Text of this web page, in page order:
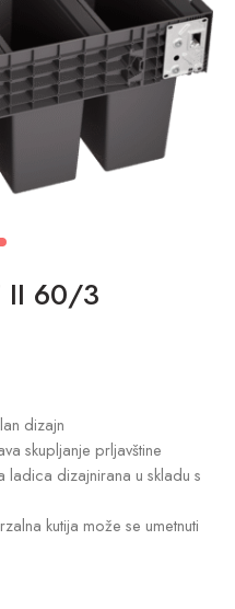
II 60/3
dizajn
skupljanje prljavštine
ladica dizajnirana u skladu s
kutija može se umetnuti